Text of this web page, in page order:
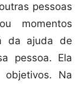
pessoas
momentos
da ajuda de
pessoa. Ela
Na